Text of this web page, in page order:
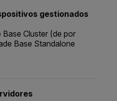
gestionados
Cluster (de por
Base Standalone